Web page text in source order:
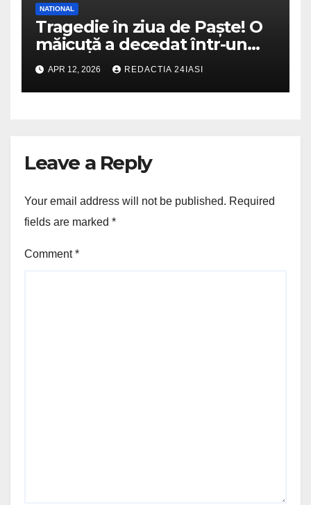
NATIONAL
Tragedie în ziua de Paște! O
măicuță a decedat într-un
incendiu izbucnit la
mănăstire
APR 12, 2026 REDACTIA 24IASI
Leave a Reply
Your email address will not be published. Required
fields are marked *
Comment*